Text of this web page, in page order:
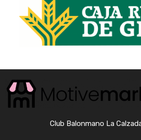
Club Balonmano La